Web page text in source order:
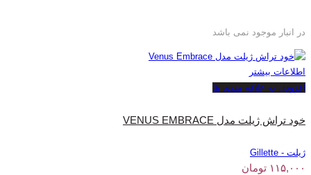
در انبار موجود نمی باشد
اطلاعات بیشتر
افزودن به علاقه مندی ها
خود تراش ژیلت مدل VENUS EMBRACE
ژیلت - Gillette
۱۱۵,۰۰۰ تومان